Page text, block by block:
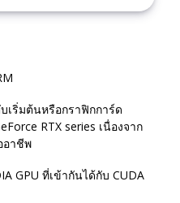
เริ่มต้นหรือกราฟิกการ์ด
RTX series เนื่องจาก
อาชีพ
GPU ที่เข้ากันได้กับ CUDA